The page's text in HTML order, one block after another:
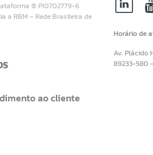
® PI0702779-6
a RBM – Rede Brasileira de
ao cliente
Horário de
Av. Plácido
89233-580